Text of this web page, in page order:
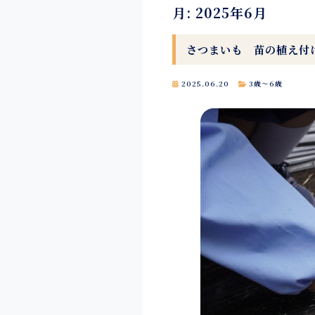
月: 2025年6月
さつまいも 苗の植え付
2025.06.20 3歳～6歳